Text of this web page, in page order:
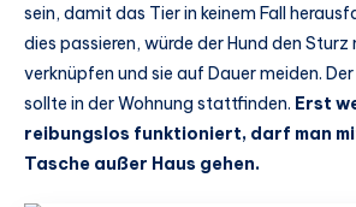
sein, damit das Tier in keinem Fall
dies passieren, würde der Hund den
verknüpfen und sie auf Dauer meiden.
sollte in der Wohnung stattfinden. Erst
reibungslos funktioniert, darf man
Tasche außer Haus gehen.